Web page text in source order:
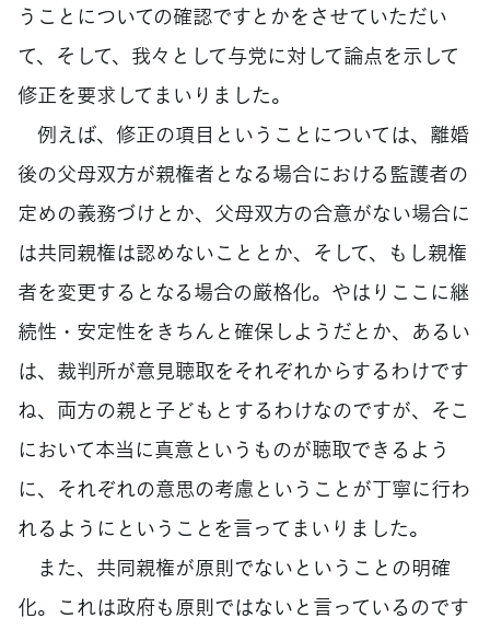
うことについての確認ですとかをさせていただい
て、そして、我々として与党に対して論点を示して
修正を要求してまいりました。
例えば、修正の項目ということについては、離婚
後の父母双方が親権者となる場合における監護者の
定めの義務づけとか、父母双方の合意がない場合に
は共同親権は認めないこととか、そして、もし親権
者を変更するとなる場合の厳格化。やはりここに継
続性・安定性をきちんと確保しようだとか、あるい
は、裁判所が意見聴取をそれぞれからするわけです
ね、両方の親と子どもとするわけなのですが、そこ
において本当に真意というものが聴取できるよう
に、それぞれの意思の考慮ということが丁寧に行わ
れるようにということを言ってまいりました。
また、共同親権が原則でないということの明確
化。これは政府も原則ではないと言っているのです